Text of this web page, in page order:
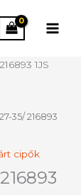
1JS
35/ 216893
cipők